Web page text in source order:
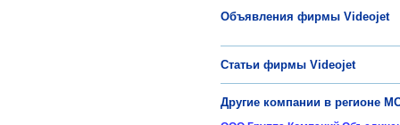
Объявления фирмы Videojet
Статьи фирмы Videojet
Другие компании в регионе